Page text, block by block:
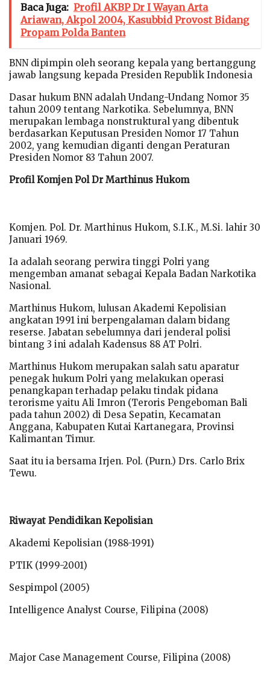
Baca Juga: Profil AKBP Dr I Wayan Arta
Ariawan, Akpol 2004, Kasubbid Provost Bidang
Propam Polda Banten
BNN dipimpin oleh seorang kepala yang bertanggung
jawab langsung kepada Presiden Republik Indonesia
Dasar hukum BNN adalah Undang-Undang Nomor 35
tahun 2009 tentang Narkotika. Sebelumnya, BNN
merupakan lembaga nonstruktural yang dibentuk
berdasarkan Keputusan Presiden Nomor 17 Tahun
2002, yang kemudian diganti dengan Peraturan
Presiden Nomor 83 Tahun 2007.
Profil Komjen Pol Dr Marthinus Hukom
Komjen. Pol. Dr. Marthinus Hukom, S.I.K., M.Si. lahir 30
Januari 1969.
Ia adalah seorang perwira tinggi Polri yang
mengemban amanat sebagai Kepala Badan Narkotika
Nasional.
Marthinus Hukom, lulusan Akademi Kepolisian
angkatan 1991 ini berpengalaman dalam bidang
reserse. Jabatan sebelumnya dari jenderal polisi
bintang 3 ini adalah Kadensus 88 AT Polri.
Marthinus Hukom merupakan salah satu aparatur
penegak hukum Polri yang melakukan operasi
penangkapan terhadap pelaku tindak pidana
terorisme yaitu Ali Imron (Teroris Pengeboman Bali
pada tahun 2002) di Desa Sepatin, Kecamatan
Anggana, Kabupaten Kutai Kartanegara, Provinsi
Kalimantan Timur.
Saat itu ia bersama Irjen. Pol. (Purn.) Drs. Carlo Brix
Tewu.
Riwayat Pendidikan Kepolisian
Akademi Kepolisian (1988-1991)
PTIK (1999-2001)
Sespimpol (2005)
Intelligence Analyst Course, Filipina (2008)
Major Case Management Course, Filipina (2008)